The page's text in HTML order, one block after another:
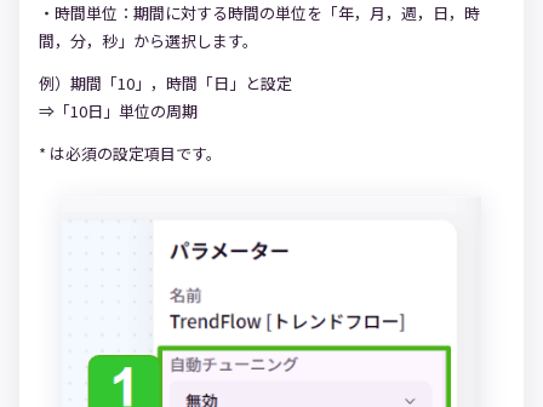
・時間単位：期間に対する時間の単位を「年，月，週，日，時
間，分，秒」から選択します。
例）期間「10」，時間「日」と設定
⇒「10日」単位の周期
* は必須の設定項目です。